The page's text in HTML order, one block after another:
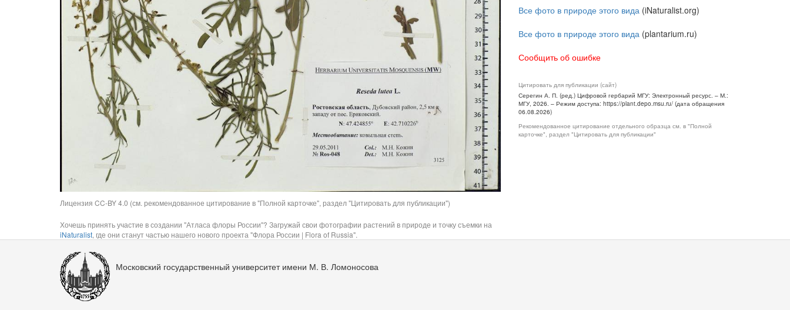
Лицензия CC-BY 4.0 (см. рекомендованное цитирование в "Полной карточке", раздел "Цитировать для публикации")
Хочешь принять участие в создании "Атласа флоры России"? Загружай свои фотографии растений в природе и точку съемки на
iNaturalist, где они станут частью нашего нового проекта "Флора России | Flora of Russia".
Все фото в природе этого вида (iNaturalist.org)
Все фото в природе этого вида (plantarium.ru)
Сообщить об ошибке
Цитировать для публикации (сайт)
Серегин А. П. (ред.) Цифровой гербарий МГУ: Электронный ресурс. – М.:
МГУ, 2026. – Режим доступа: https://plant.depo.msu.ru/ (дата обращения
06.08.2026)
Рекомендованное цитирование отдельного образца см. в "Полной
карточке", раздел "Цитировать для публикации"
Московский государственный университет имени М. В. Ломоносова